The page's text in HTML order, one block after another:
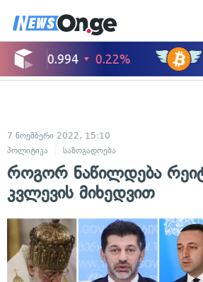
7 ნოემბერი 2022, 15:10
პოლიტიკა
საზოგადოება
როგორ ნაწილდება
კვლევის მიხედვით